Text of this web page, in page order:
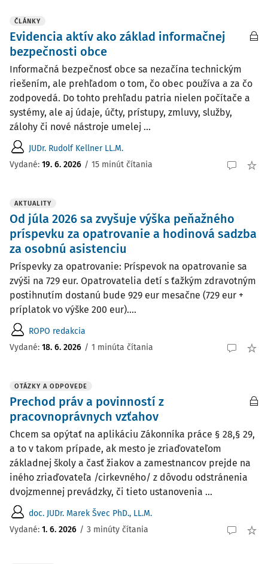
ČLÁNKY
Evidencia aktív ako základ informačnej
bezpečnosti obce
Informačná bezpečnosť obce sa nezačína technickým
riešením, ale prehľadom o tom, čo obec používa a za čo
zodpovedá. Do tohto prehľadu patria nielen počítače a
systémy, ale aj údaje, účty, prístupy, zmluvy, služby,
zálohy či nové nástroje umelej ...
JUDr. Rudolf Kellner LL.M.
Vydané: 19. 6. 2026 / 15 minút čítania
AKTUALITY
Od júla 2026 sa zvyšuje výška peňažného
príspevku za opatrovanie a hodinová sadzba
za osobnú asistenciu
Príspevky za opatrovanie: Príspevok na opatrovanie sa
zvýši na 729 eur. Opatrovatelia detí s ťažkým zdravotným
postihnutím dostanú bude 929 eur mesačne (729 eur +
príplatok vo výške 200 eur)....
ROPO redakcia
Vydané: 18. 6. 2026 / 1 minúta čítania
OTÁZKY A ODPOVEDE
Prechod práv a povinností z
pracovnoprávnych vzťahov
Chcem sa opýtať na aplikáciu Zákonníka práce § 28,§ 29,
a to v takom prípade, ak mesto je zriaďovateľom
základnej školy a časť žiakov a zamestnancov prejde na
iného zriaďovateľa /cirkevného/ z dôvodu odstránenia
dvojzmennej prevádzky, či tieto ustanovenia ...
doc. JUDr. Marek Švec PhD., LL.M.
Vydané: 1. 6. 2026 / 3 minúty čítania